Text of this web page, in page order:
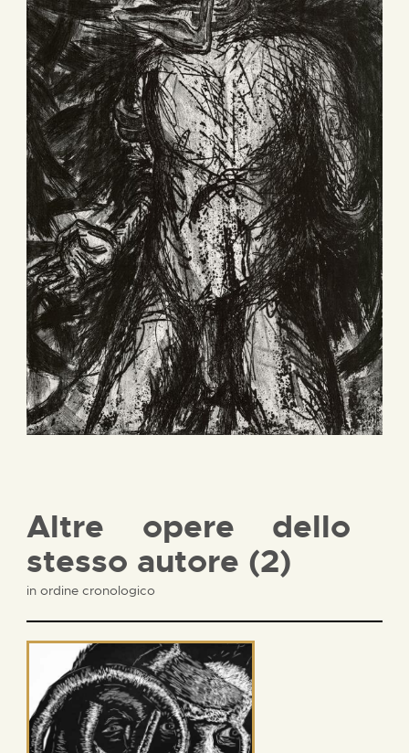
Altre opere dello
stesso autore (2)
in ordine cronologico